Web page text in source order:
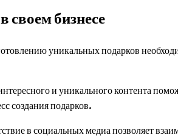
своем бизнесе
уникальных подарков
и уникального контента
создания подарков.
в социальных медиа позволяет